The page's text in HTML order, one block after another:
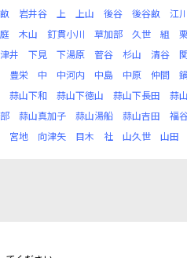
岩井谷 上 上山 後谷 後谷畝 江川
木山 釘貫小川 草加部 久世 組
井 下見 下湯原 菅谷 杉山 清谷
豊栄 中 中河内 中島 中原 仲間
蒜山下和 蒜山下徳山 蒜山下長田 蒜
蒜山真加子 蒜山湯船 蒜山吉田 福
宮地 向津矢 目木 社 山久世 山田